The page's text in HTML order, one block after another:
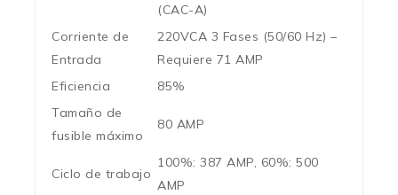
(CAC-A)
Corriente de
Entrada
220VCA 3 Fases (50/60 Hz) –
Requiere 71 AMP
Eficiencia
85%
Tamaño de
fusible máximo
80 AMP
Ciclo de trabajo
100%: 387 AMP, 60%: 500
AMP